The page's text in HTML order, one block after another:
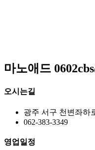
마노애드
오시는길
광주 서구 천변좌하
062-383-3349
영업일정